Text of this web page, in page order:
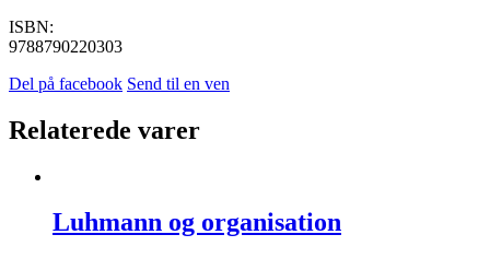
ISBN:
9788790220303
Del på facebook Send til en ven
Relaterede varer
Luhmann og organisation